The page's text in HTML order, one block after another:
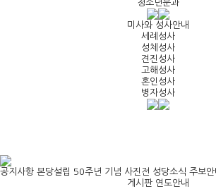
청소년분과
미사와 성사안내
세례성사
성체성사
견진성사
고해성사
혼인성사
병자성사
공지사항 본당설립 50주년 기념 사진전 성당소식 주보안
게시판 연도안내